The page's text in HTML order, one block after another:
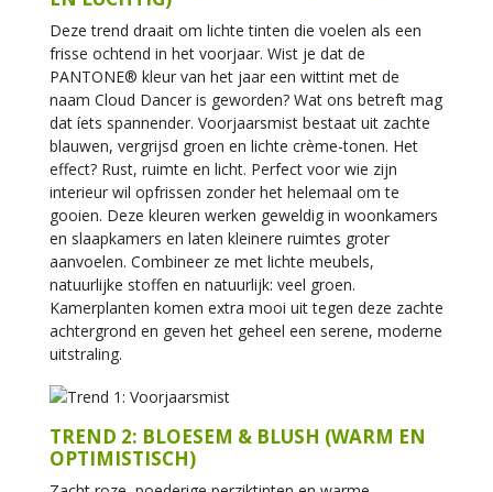
Deze trend draait om lichte tinten die voelen als een
frisse ochtend in het voorjaar. Wist je dat de
PANTONE® kleur van het jaar een wittint met de
naam Cloud Dancer is geworden? Wat ons betreft mag
dat íets spannender. Voorjaarsmist bestaat uit zachte
blauwen, vergrijsd groen en lichte crème-tonen. Het
effect? Rust, ruimte en licht. Perfect voor wie zijn
interieur wil opfrissen zonder het helemaal om te
gooien. Deze kleuren werken geweldig in woonkamers
en slaapkamers en laten kleinere ruimtes groter
aanvoelen. Combineer ze met lichte meubels,
natuurlijke stoffen en natuurlijk: veel groen.
Kamerplanten komen extra mooi uit tegen deze zachte
achtergrond en geven het geheel een serene, moderne
uitstraling.
TREND 2: BLOESEM & BLUSH (WARM EN
OPTIMISTISCH)